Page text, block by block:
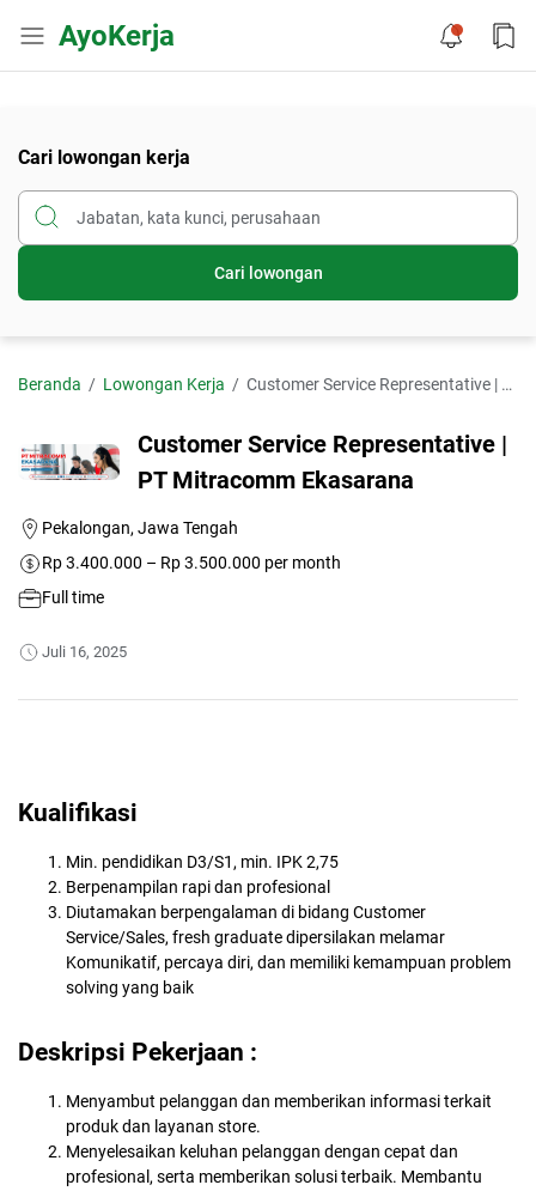
AyoKerja
Cari lowongan kerja
Cari lowongan
Beranda Lowongan Kerja Customer Service Representative | PT Mitracomm Ekasarana
Customer Service Representative |
PT Mitracomm Ekasarana
Pekalongan, Jawa Tengah
Rp 3.400.000 – Rp 3.500.000 per month
Full time
Juli 16, 2025
Kualifikasi
Min. pendidikan D3/S1, min. IPK 2,75
Berpenampilan rapi dan profesional
Diutamakan berpengalaman di bidang Customer
Service/Sales, fresh graduate dipersilakan melamar
Komunikatif, percaya diri, dan memiliki kemampuan problem
solving yang baik
Deskripsi Pekerjaan :
Menyambut pelanggan dan memberikan informasi terkait
produk dan layanan store.
Menyelesaikan keluhan pelanggan dengan cepat dan
profesional, serta memberikan solusi terbaik. Membantu